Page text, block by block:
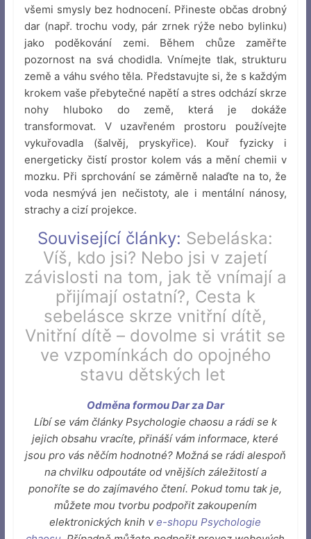
všemi smysly bez hodnocení. Přineste občas drobný
dar (např. trochu vody, pár zrnek rýže nebo bylinku)
jako poděkování zemi. Během chůze zaměřte
pozornost na svá chodidla. Vnímejte tlak, strukturu
země a váhu svého těla. Představujte si, že s každým
krokem vaše přebytečné napětí a stres odchází skrze
nohy hluboko do země, která je dokáže
transformovat. V uzavřeném prostoru používejte
vykuřovadla (šalvěj, pryskyřice). Kouř fyzicky i
energeticky čistí prostor kolem vás a mění chemii v
mozku. Při sprchování se záměrně nalaďte na to, že
voda nesmývá jen nečistoty, ale i mentální nánosy,
strachy a cizí projekce.
Související články: Sebeláska:
Víš, kdo jsi? Nebo jsi v zajetí
závislosti na tom, jak tě vnímají a
přijímají ostatní?, Cesta k
sebelásce skrze vnitřní dítě,
Vnitřní dítě – dovolme si vrátit se
ve vzpomínkách do opojného
stavu dětských let
Odměna formou Dar za Dar
Líbí se vám články Psychologie chaosu a rádi se k
jejich obsahu vracíte, přináší vám informace, které
jsou pro vás něčím hodnotné? Možná se rádi alespoň
na chvilku odpoutáte od vnějších záležitostí a
ponoříte se do zajímavého čtení. Pokud tomu tak je,
můžete mou tvorbu podpořit zakoupením
elektronických knih v e-shopu Psychologie